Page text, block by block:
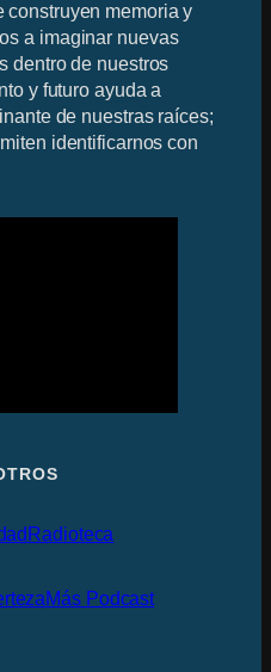
construyen memoria y
a imaginar nuevas
dentro de nuestros
y futuro ayuda a
de nuestras raíces;
identificarnos con
Radioteca
Más Podcast